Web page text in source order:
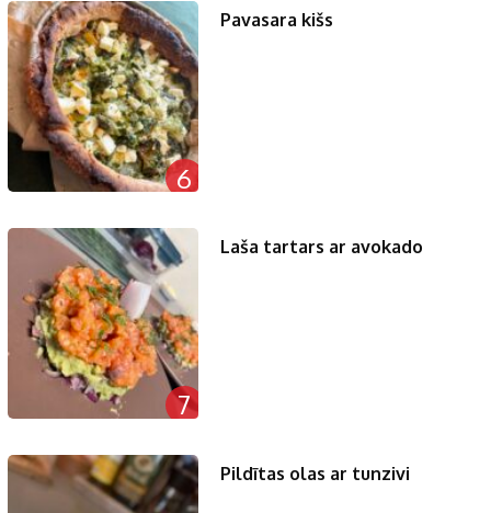
6
Pavasara kišs
7
Laša tartars ar avokado
Pildītas olas ar tunzivi